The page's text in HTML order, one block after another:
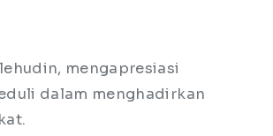
mengapresiasi
dalam menghadirkan